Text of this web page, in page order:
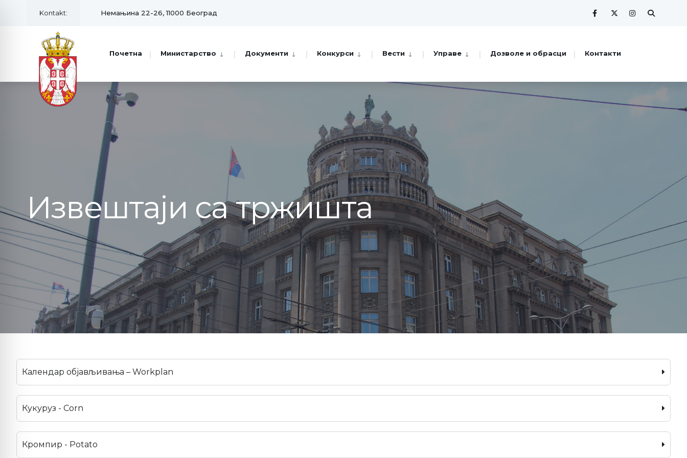
Kontakt: Немањина 22-26, 11000 Београд
Почетна Министарство Документи Конкурси Вести Управе Дозволе и обрасци Контакти
Извештаји са тржишта
Календар објављивања – Workplan
Кукуруз - Corn
Кромпир - Potato